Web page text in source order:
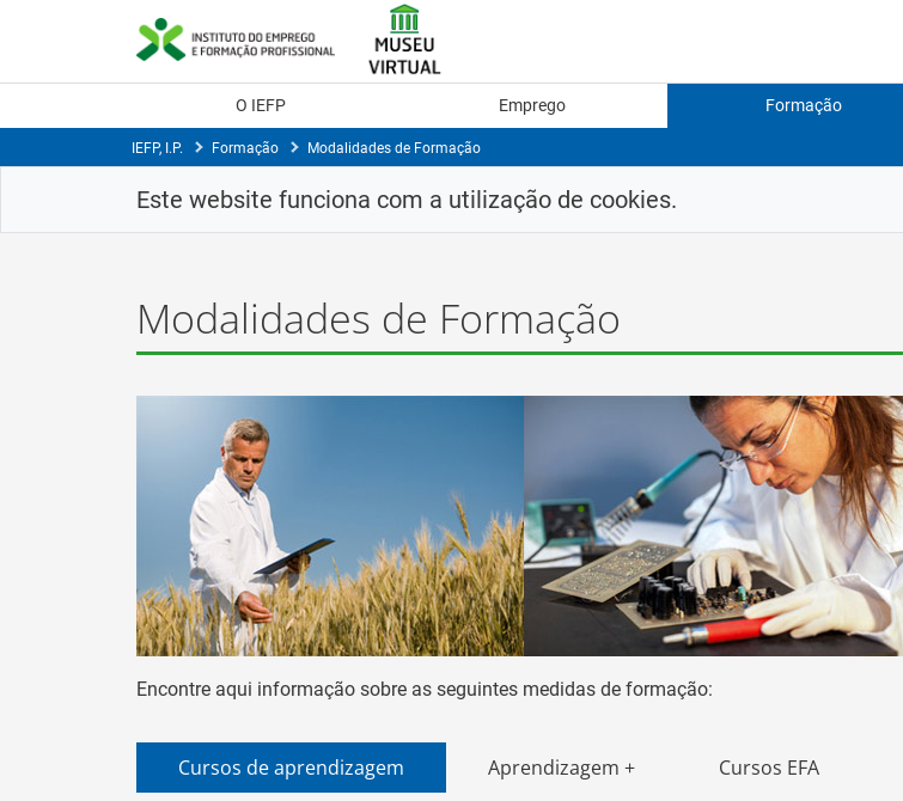
O IEFP Emprego Formação
IEFP, I.P. Formação Modalidades de Formação
Este website funciona com a utilização de cookies.
Modalidades de Formação
Encontre aqui informação sobre as seguintes medidas de formação:
Cursos de aprendizagem Aprendizagem + Cursos EFA